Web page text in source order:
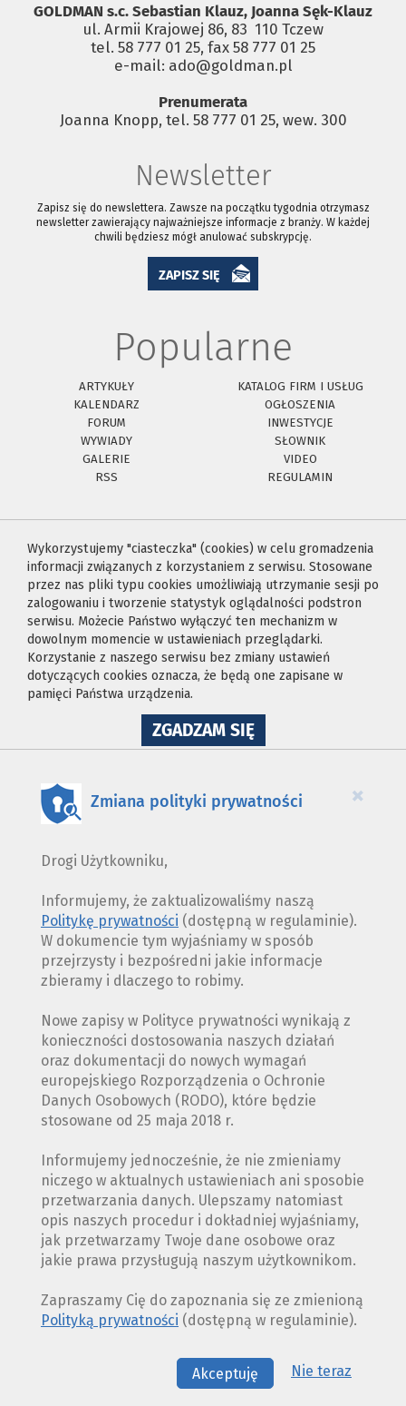
GOLDMAN s.c. Sebastian Klauz, Joanna Sęk-Klauz
ul. Armii Krajowej 86, 83 ­ 110 Tczew
tel. 58 777 01 25, fax 58 777 01 25
e-mail: ado@goldman.pl
Prenumerata
Joanna Knopp, tel. 58 777 01 25, wew. 300
Newsletter
Zapisz się do newslettera. Zawsze na początku tygodnia otrzymasz
newsletter zawierający najważniejsze informacje z branży. W każdej
chwili będziesz mógł anulować subskrypcję.
ZAPISZ SIĘ
Popularne
ARTYKUŁY
KATALOG FIRM I USŁUG
KALENDARZ
OGŁOSZENIA
FORUM
INWESTYCJE
WYWIADY
SŁOWNIK
GALERIE
VIDEO
RSS
REGULAMIN
Wykorzystujemy "ciasteczka" (cookies) w celu gromadzenia
informacji związanych z korzystaniem z serwisu. Stosowane
przez nas pliki typu cookies umożliwiają utrzymanie sesji po
zalogowaniu i tworzenie statystyk oglądalności podstron
serwisu. Możecie Państwo wyłączyć ten mechanizm w
dowolnym momencie w ustawieniach przeglądarki.
Korzystanie z naszego serwisu bez zmiany ustawień
dotyczących cookies oznacza, że będą one zapisane w
pamięci Państwa urządzenia.
ZGADZAM SIĘNA
WYKORZYSTANIE
×
Zmiana polityki prywatności
Drogi Użytkowniku,
Informujemy, że zaktualizowaliśmy naszą
Politykę prywatności (dostępną w regulaminie).
W dokumencie tym wyjaśniamy w sposób
przejrzysty i bezpośredni jakie informacje
zbieramy i dlaczego to robimy.
Nowe zapisy w Polityce prywatności wynikają z
konieczności dostosowania naszych działań
oraz dokumentacji do nowych wymagań
europejskiego Rozporządzenia o Ochronie
Danych Osobowych (RODO), które będzie
stosowane od 25 maja 2018 r.
Informujemy jednocześnie, że nie zmieniamy
niczego w aktualnych ustawieniach ani sposobie
przetwarzania danych. Ulepszamy natomiast
opis naszych procedur i dokładniej wyjaśniamy,
jak przetwarzamy Twoje dane osobowe oraz
jakie prawa przysługują naszym użytkownikom.
Zapraszamy Cię do zapoznania się ze zmienioną
Polityką prywatności (dostępną w regulaminie).
Akceptuję Nie teraz